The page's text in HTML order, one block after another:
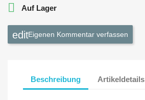
 Auf Lager
Eigenen Kommentar verfassen
Beschreibung Artikeldetails